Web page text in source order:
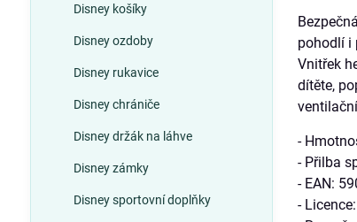
pohodlí i
Vnitřek
dítěte,
-
- Přilba
- EAN:
-
Disney košíky
Disney ozdoby
Disney rukavice
Disney chrániče
Disney držák na láhve
Disney zámky
Disney sportovní doplňky